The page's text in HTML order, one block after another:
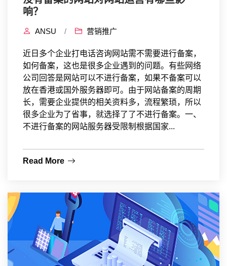
响？
ANSU / 营销推广
近日多个企业打电话咨询网站需不需要进行备案，
如何备案，这也是很多企业遇到的问题。有些网络
公司回答是网站可以不进行备案，如果不备案可以
放在香港或国外服务器即可。由于网站备案的周期
长，需要企业提供的相关资料多，流程繁琐，所以
很多企业为了省事，就选择了了不进行备案。一、
不进行备案的网站服务器受限制根据国家...
Read More